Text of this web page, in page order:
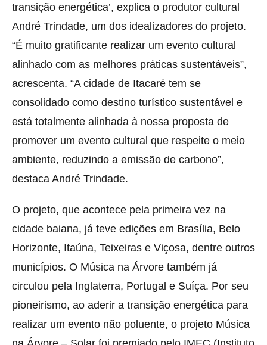
transição energética’, explica o produtor cultural
André Trindade, um dos idealizadores do projeto.
“É muito gratificante realizar um evento cultural
alinhado com as melhores práticas sustentáveis”,
acrescenta. “A cidade de Itacaré tem se
consolidado como destino turístico sustentável e
está totalmente alinhada à nossa proposta de
promover um evento cultural que respeite o meio
ambiente, reduzindo a emissão de carbono”,
destaca André Trindade.
O projeto, que acontece pela primeira vez na
cidade baiana, já teve edições em Brasília, Belo
Horizonte, Itaúna, Teixeiras e Viçosa, dentre outros
municípios. O Música na Árvore também já
circulou pela Inglaterra, Portugal e Suíça. Por seu
pioneirismo, ao aderir a transição energética para
realizar um evento não poluente, o projeto Música